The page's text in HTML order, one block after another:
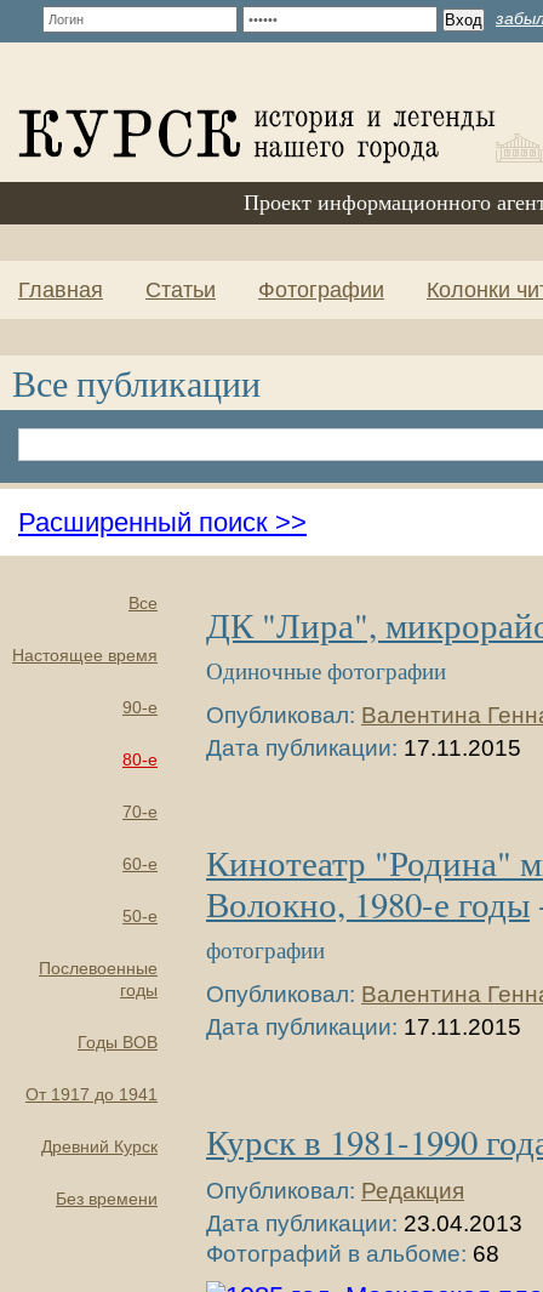
Проект информационного
Главная Статьи Фотографии Колонки
Все публикации
Расширенный поиск >>
Все
Настоящее время
90-е
80-е
70-е
60-е
50-е
Послевоенные
годы
Годы ВОВ
От 1917 до 1941
Древний Курск
Без времени
ДК "Лира",
Одиночные фотографии
Опубликовал: Валентина
Дата публикации: 17.11.2015
Кинотеатр "Родина"
Волокно, 1980-е годы
фотографии
Опубликовал: Валентина
Дата публикации: 17.11.2015
Курск в 1981-1990
Опубликовал: Редакция
Дата публикации: 23.04.2013
Фотографий в альбоме: 68